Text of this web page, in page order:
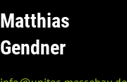
Matthias
Gendner